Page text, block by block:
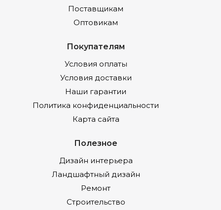
Поставщикам
Оптовикам
Покупателям
Условия оплаты
Условия доставки
Наши гарантии
Политика конфиденциальности
Карта сайта
Полезное
Дизайн интерьера
Ландшафтный дизайн
Ремонт
Строительство